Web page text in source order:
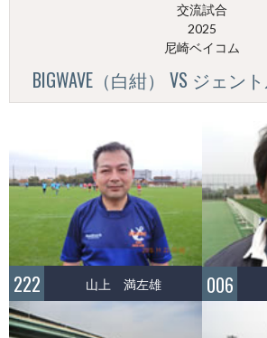
交流試合
2025
尼崎ベイコム
BIGWAVE（白紺） VS ジェン
222 山上 満左雄 006